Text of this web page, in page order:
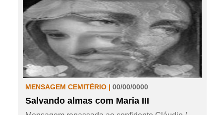
MENSAGEM CEMITÉRIO | 00/00/0000
Salvando almas com Maria III